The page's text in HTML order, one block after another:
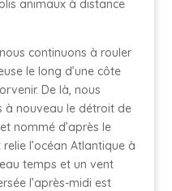
animaux à distance
continuons à rouler
le long d’une côte
De là, nous
à nouveau le détroit de
nommé d’après le
l’océan Atlantique à
temps et un vent
l’après-midi est